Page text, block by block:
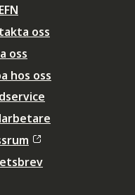
oss
oss
hos oss